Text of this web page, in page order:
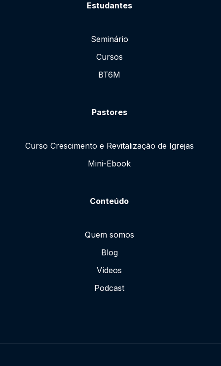
Estudantes
Seminário
Cursos
BT6M
Pastores
Curso Crescimento e Revitalização de Igrejas
Mini-Ebook
Conteúdo
Quem somos
Blog
Vídeos
Podcast